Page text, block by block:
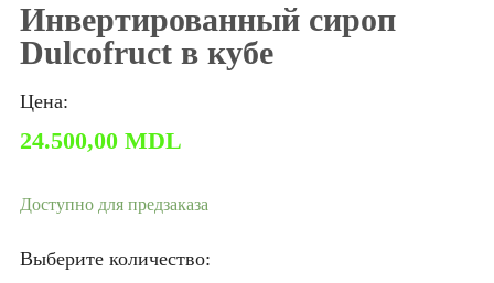
Инвертированный сироп
Dulcofruct в кубе
Цена:
24.500,00 MDL
Доступно для предзаказа
Выберите количество: